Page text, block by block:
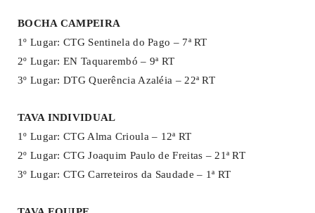
BOCHA CAMPEIRA
1º Lugar: CTG Sentinela do Pago – 7ª RT
2º Lugar: EN Taquarembó – 9ª RT
3º Lugar: DTG Querência Azaléia – 22ª RT
TAVA INDIVIDUAL
1º Lugar: CTG Alma Crioula – 12ª RT
2º Lugar: CTG Joaquim Paulo de Freitas – 21ª RT
3º Lugar: CTG Carreteiros da Saudade – 1ª RT